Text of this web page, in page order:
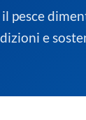
pesce
e